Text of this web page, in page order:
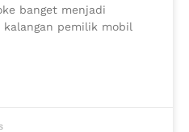
banget menjadi
pemilik mobil